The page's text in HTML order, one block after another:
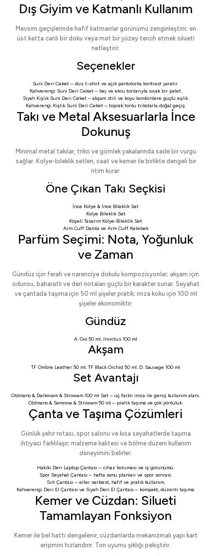
Dış Giyim ve Katmanlı Kullanım
Mevsim geçişlerinde hafif katmanlar görünümü zenginleştirir; en
üst katta canlı bir doku veya mat bir yüzey tercih etmek silueti
netleştirir.
Seçenekler
Suni Deri Ceket – düz t-shirt ve açık pantolonla kontrast yaratır.
Kahverengi Suni Deri Ceket– bej ve ekru tonlarıyla sıcak bir palet.
Siyah Kışlık Suni Deri Ceket– akşam stili ve koyu kombinlere güçlü eşlik.
Kahverengi Kışlık Suni Deri Ceket– toprak tonlu trikolarla doğal geçiş.
Takı ve Metal Aksesuarlarla İnce
Dokunuş
Minimal metal takılar, triko ve gömlek yakalarında sade bir vurgu
sağlar. Kolye-bileklik setleri, saat ve kemer ile birlikte dengeli bir
ritim kurar.
Öne Çıkan Takı Seçkisi
İnce Kolye & İnce Bileklik Set
Kolye Bileklik Set
Köşeli Tasarım Kolye-Bileklik Set
Arm Cuff Damlave Arm Cuff Kelebek
Parfüm Seçimi: Nota, Yoğunluk
ve Zaman
Gündüz için ferah ve narenciye dokulu kompozisyonlar; akşam için
odunsu, baharatlı ve deri notaları güçlü bir karakter sunar. Seyahat
ve çantada taşıma için 50 ml şişeler pratik; imza koku için 100 ml
şişeler ekonomiktir.
Gündüz
A. Gio 50 ml, Invictus 100 ml
Akşam
TF Ombre Leather 50 ml,TF Black Orchid 50 ml, D. Sauvage 100 ml
Set Avantajı
Oldmano & Darkovam & Strowam 100 ml Set – üç farklı imza ile geniş kullanım alanı.
Oldmano & Samrova & Strowam 50 ml – pratik taşıma ve çok yönlülük.
Çanta ve Taşıma Çözümleri
Günlük şehir rotası, spor salonu ve kısa seyahatlerde taşıma
ihtiyacı farklılaşır; malzeme kalitesi ve bölme düzeni kullanım
deneyimini belirler.
Hakiki Deri Laptop Çantası – cihaz koruması ve iş görünümü.
Spor Seyahat Çantası – hafta sonu planları ve spor sonrası.
Sırt Çantası – eller serbest, hafif ve pratik kullanım.
Kahverengi Deri El Çantası ve Siyah Deri El Çantası – kompakt, düzenli taşıma.
Kemer ve Cüzdan: Silueti
Tamamlayan Fonksiyon
Kemer ile bel hattı dengelenir, cüzdanlarda mekanizmalı yapı kart
erişimini hızlandırır. Ton uyumu şıklığı pekiştirir.